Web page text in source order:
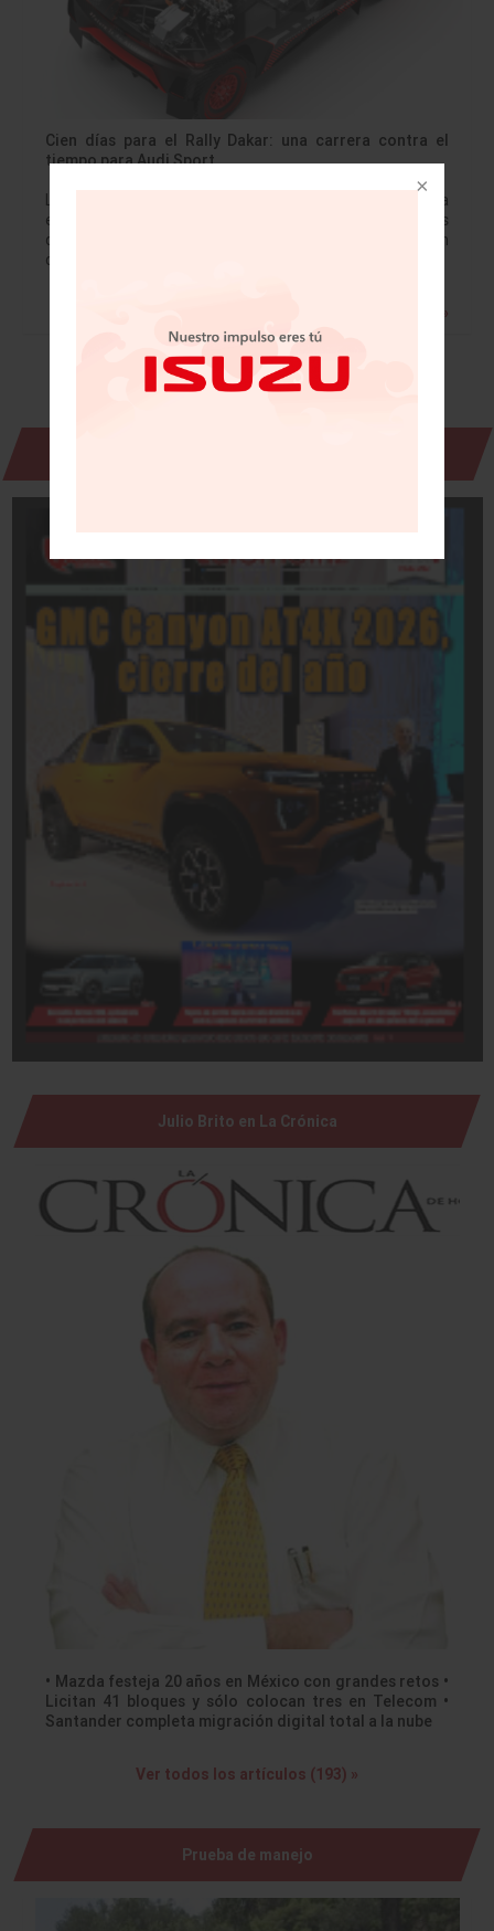
Cien días para el Rally Dakar: una carrera contra el
tiempo para Audi Sport
Las unidades definitivas con las que Audi participará ya
están en producción Audi afronta uno de los mayores
desafíos que existen en el deporte de motor con un
concepto único.…
Leer más »
Julio Brito en La Crónica
• Mazda festeja 20 años en México con grandes retos •
Licitan 41 bloques y sólo colocan tres en Telecom •
Santander completa migración digital total a la nube
Ver todos los artículos (193) »
Prueba de manejo